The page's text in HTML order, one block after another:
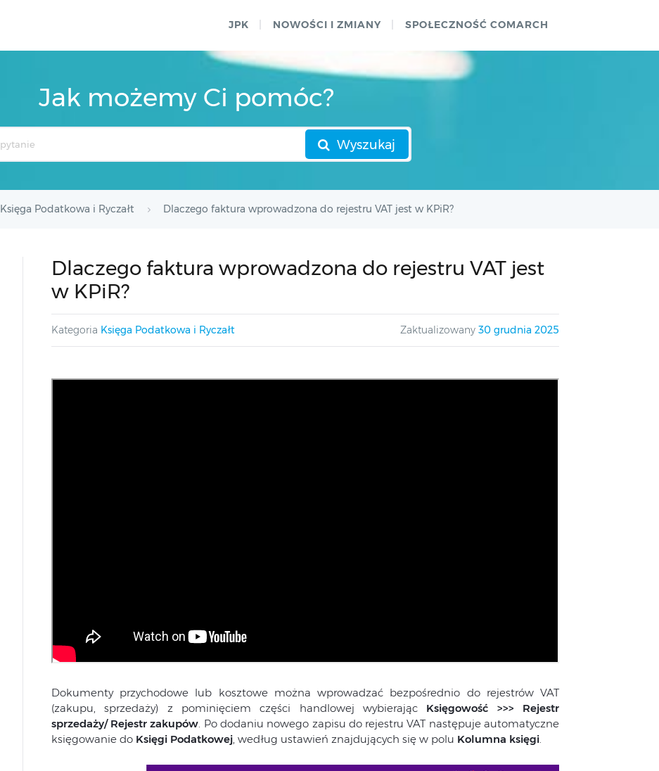
JPK NOWOŚCI I ZMIANY SPOŁECZNOŚĆ COMARCH
Jak możemy Ci pomóc?
Wyszukaj
Księga Podatkowa i Ryczałt Dlaczego faktura wprowadzona do rejestru VAT jest w KPiR?
Dlaczego faktura wprowadzona do rejestru VAT jest
w KPiR?
Kategoria Księga Podatkowa i Ryczałt Zaktualizowany 30 grudnia 2025
Dokumenty przychodowe lub kosztowe można wprowadzać bezpośrednio do rejestrów VAT
(zakupu, sprzedaży) z pominięciem części handlowej wybierając Księgowość >>> Rejestr
sprzedaży/ Rejestr zakupów. Po dodaniu nowego zapisu do rejestru VAT następuje automatyczne
księgowanie do Księgi Podatkowej, według ustawień znajdujących się w polu Kolumna księgi.